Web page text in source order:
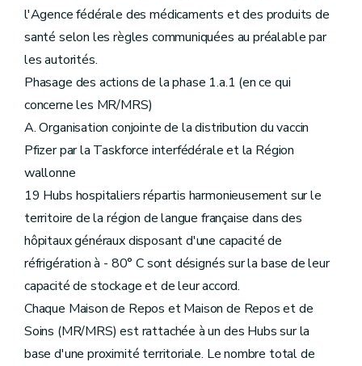
l'Agence fédérale des médicaments et des produits de
santé selon les règles communiquées au préalable par
les autorités.
Phasage des actions de la phase 1.a.1 (en ce qui
concerne les MR/MRS)
A. Organisation conjointe de la distribution du vaccin
Pfizer par la Taskforce interfédérale et la Région
wallonne
19 Hubs hospitaliers répartis harmonieusement sur le
territoire de la région de langue française dans des
hôpitaux généraux disposant d'une capacité de
réfrigération à - 80° C sont désignés sur la base de leur
capacité de stockage et de leur accord.
Chaque Maison de Repos et Maison de Repos et de
Soins (MR/MRS) est rattachée à un des Hubs sur la
base d'une proximité territoriale. Le nombre total de